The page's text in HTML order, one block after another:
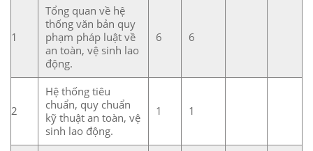
1
Tổng quan về hệ
thống văn bản quy
phạm pháp luật về
an toàn, vệ sinh lao
động.
6 6
2
Hệ thống tiêu
chuẩn, quy chuẩn
kỹ thuật an toàn, vệ
sinh lao động.
1 1